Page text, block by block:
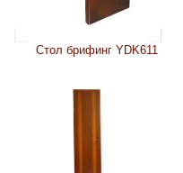
Стол брифинг YDK611